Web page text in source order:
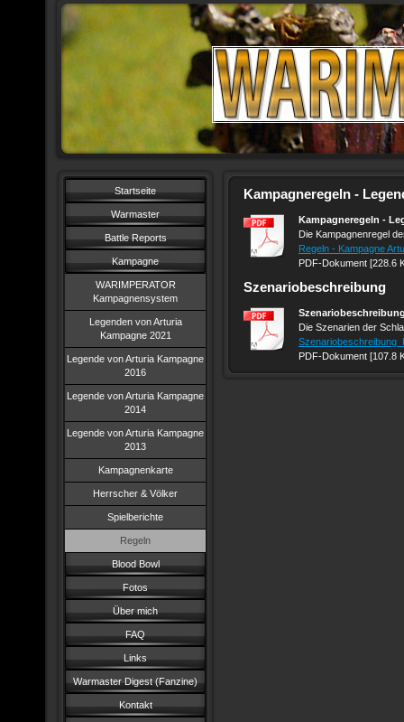
Startseite
Warmaster
Battle Reports
Kampagne
WARIMPERATOR
Kampagnensystem
Legenden von Arturia
Kampagne 2021
Legende von Arturia Kampagne
2016
Legende von Arturia Kampagne
2014
Legende von Arturia Kampagne
2013
Kampagnenkarte
Herrscher & Völker
Spielberichte
Regeln
Blood Bowl
Fotos
Über mich
FAQ
Links
Warmaster Digest (Fanzine)
Kontakt
Kampagneregeln -
Kampagneregeln -
Die Kampagnenregel
Regeln - Kampagne
PDF-Dokument [228.6
Szenariobeschreibung
Die Szenarien der
PDF-Dokument [107.8